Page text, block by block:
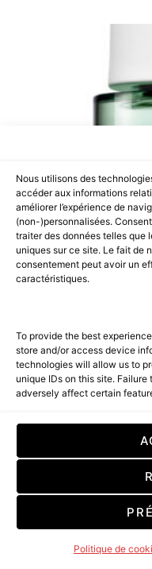
Nous utilisons des
accéder aux informations
améliorer l’expérience de
(non-)personnalisées.
traiter des données telles que
uniques sur ce site. Le fait de
consentement peut avoir un
caractéristiques.
To provide the best
store and/or access device
technologies will allow us to
unique IDs on this site.
adversely affect certain
Politique de
SHOPPING
POUR
VERSACE
nouvelle